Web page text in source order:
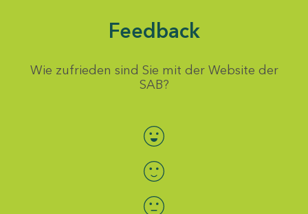
Feedback
Wie zufrieden sind Sie mit der Website der
SAB?
Bewertung auswählen